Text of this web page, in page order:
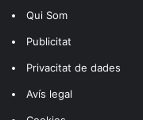
Qui Som
Publicitat
Privacitat de dades
Avís legal